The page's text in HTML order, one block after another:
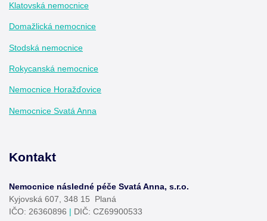
Klatovská nemocnice
Domažlická nemocnice
Stodská nemocnice
Rokycanská nemocnice
Nemocnice Horažďovice
Nemocnice Svatá Anna
Kontakt
Nemocnice následné péče Svatá Anna, s.r.o.
Kyjovská 607, 348 15 Planá
IČO: 26360896 | DIČ: CZ69900533